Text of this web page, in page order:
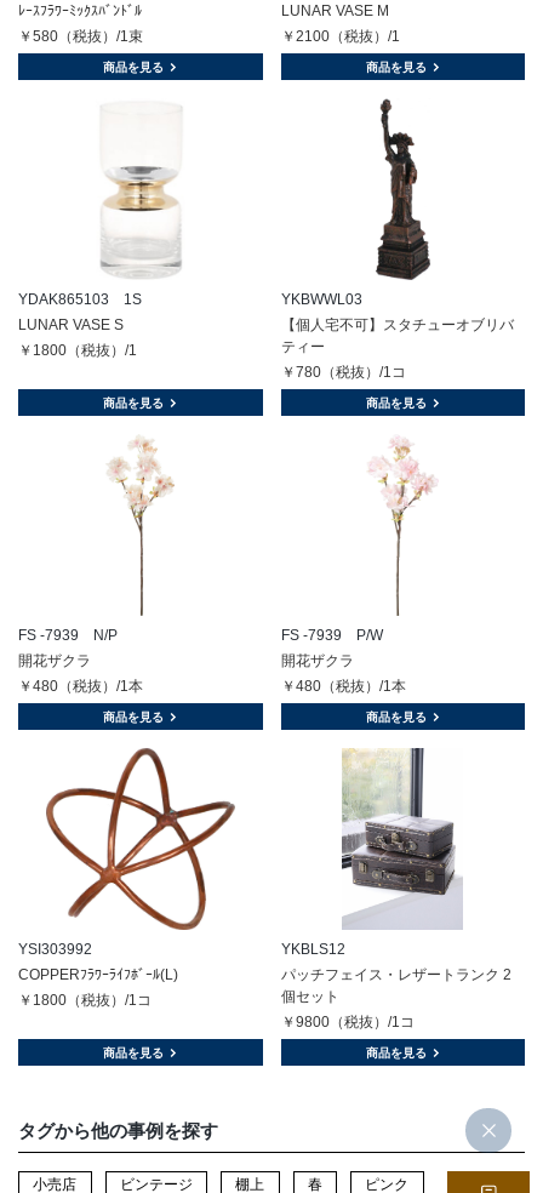
ﾚｰｽﾌﾗﾜｰﾐｯｸｽﾊﾞﾝﾄﾞﾙ
￥580（税抜）/1束
商品を見る
LUNAR VASE M
￥2100（税抜）/1
商品を見る
YDAK865103 1S
LUNAR VASE S
￥1800（税抜）/1
商品を見る
YKBWWL03
【個人宅不可】スタチューオブリバ
ティー
￥780（税抜）/1コ
商品を見る
FS -7939 N/P
開花ザクラ
￥480（税抜）/1本
商品を見る
FS -7939 P/W
開花ザクラ
￥480（税抜）/1本
商品を見る
YSI303992
COPPERﾌﾗﾜｰﾗｲﾌﾎﾞｰﾙ(L)
￥1800（税抜）/1コ
商品を見る
YKBLS12
パッチフェイス・レザートランク 2
個セット
￥9800（税抜）/1コ
商品を見る
タグから他の事例を探す
小売店 ビンテージ 棚上 春 ピンク